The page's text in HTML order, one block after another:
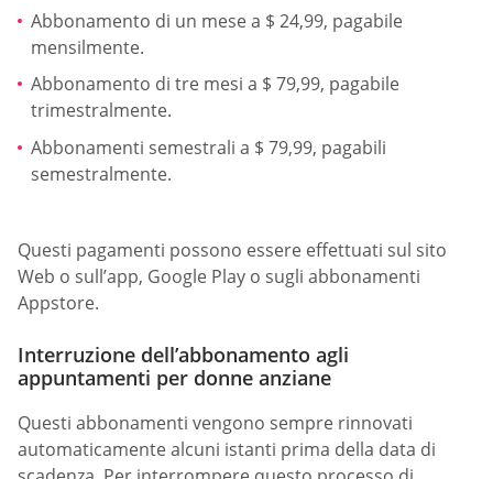
Abbonamento di un mese a $ 24,99, pagabile
mensilmente.
Abbonamento di tre mesi a $ 79,99, pagabile
trimestralmente.
Abbonamenti semestrali a $ 79,99, pagabili
semestralmente.
Questi pagamenti possono essere effettuati sul sito
Web o sull’app, Google Play o sugli abbonamenti
Appstore.
Interruzione dell’abbonamento agli
appuntamenti per donne anziane
Questi abbonamenti vengono sempre rinnovati
automaticamente alcuni istanti prima della data di